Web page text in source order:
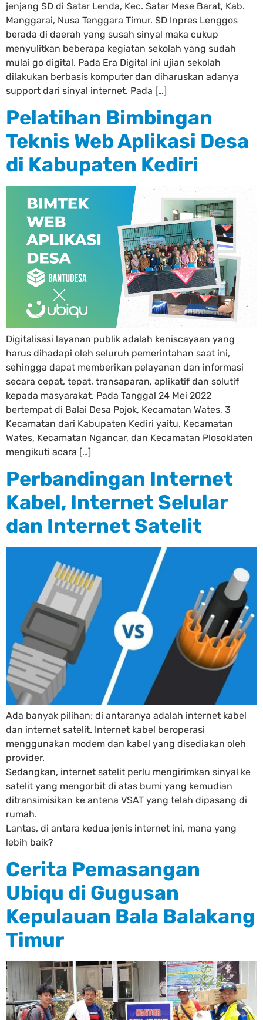
jenjang SD di Satar Lenda, Kec. Satar Mese Barat, Kab.
Manggarai, Nusa Tenggara Timur. SD Inpres Lenggos
berada di daerah yang susah sinyal maka cukup
menyulitkan beberapa kegiatan sekolah yang sudah
mulai go digital. Pada Era Digital ini ujian sekolah
dilakukan berbasis komputer dan diharuskan adanya
support dari sinyal internet. Pada […]
Pelatihan Bimbingan
Teknis Web Aplikasi Desa
di Kabupaten Kediri
Digitalisasi layanan publik adalah keniscayaan yang
harus dihadapi oleh seluruh pemerintahan saat ini,
sehingga dapat memberikan pelayanan dan informasi
secara cepat, tepat, transaparan, aplikatif dan solutif
kepada masyarakat. Pada Tanggal 24 Mei 2022
bertempat di Balai Desa Pojok, Kecamatan Wates, 3
Kecamatan dari Kabupaten Kediri yaitu, Kecamatan
Wates, Kecamatan Ngancar, dan Kecamatan Plosoklaten
mengikuti acara […]
Perbandingan Internet
Kabel, Internet Selular
dan Internet Satelit
Ada banyak pilihan; di antaranya adalah internet kabel
dan internet satelit. Internet kabel beroperasi
menggunakan modem dan kabel yang disediakan oleh
provider.
Sedangkan, internet satelit perlu mengirimkan sinyal ke
satelit yang mengorbit di atas bumi yang kemudian
ditransimisikan ke antena VSAT yang telah dipasang di
rumah.
Lantas, di antara kedua jenis internet ini, mana yang
lebih baik?
Cerita Pemasangan
Ubiqu di Gugusan
Kepulauan Bala Balakang
Timur